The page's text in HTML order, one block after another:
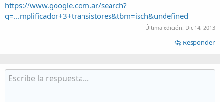
https://www.google.com.ar/search?
q=...mplificador+3+transistores&tbm=isch&undefined
Última edición: Dic 14, 2013
Responder